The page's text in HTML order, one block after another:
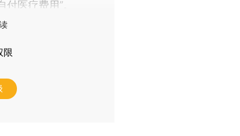
医疗费用”。
限